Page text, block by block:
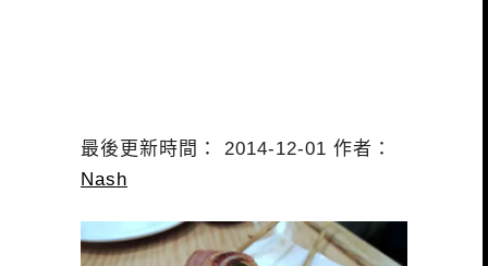
最後更新時間： 2014-12-01 作者：
Nash